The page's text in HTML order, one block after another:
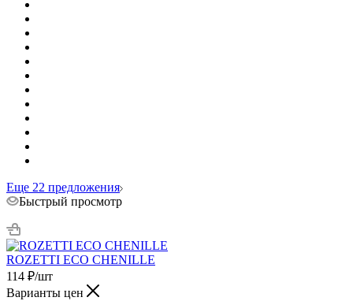
Еще 22 предложения
Быстрый просмотр
ROZETTI ECO CHENILLE
114 ₽/шт
Варианты цен